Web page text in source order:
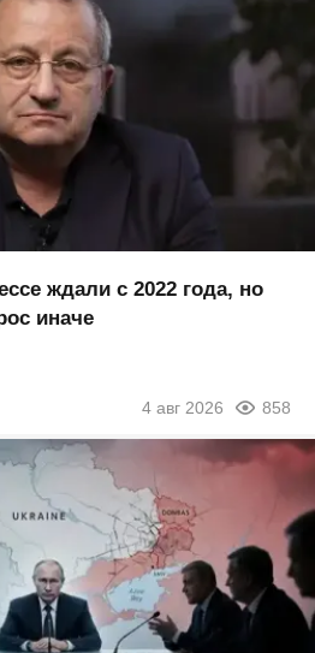
ждали с 2022 года, но
иначе
4 авг 2026 858